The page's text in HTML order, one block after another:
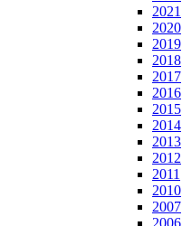
2021
2020
2019
2018
2017
2016
2015
2014
2013
2012
2011
2010
2007